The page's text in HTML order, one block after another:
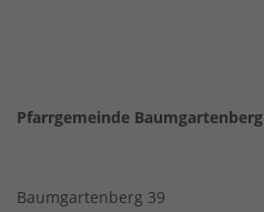
Pfarrgemeinde Baumgartenberg
Baumgartenberg 39